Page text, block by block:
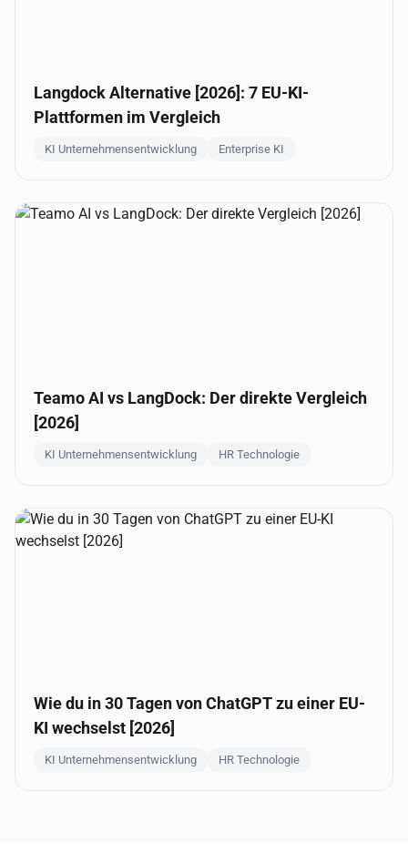
Langdock Alternative [2026]: 7 EU-KI-
Plattformen im Vergleich
KI Unternehmensentwicklung Enterprise KI
Teamo AI vs LangDock: Der direkte Vergleich
[2026]
KI Unternehmensentwicklung HR Technologie
Wie du in 30 Tagen von ChatGPT zu einer EU-
KI wechselst [2026]
KI Unternehmensentwicklung HR Technologie